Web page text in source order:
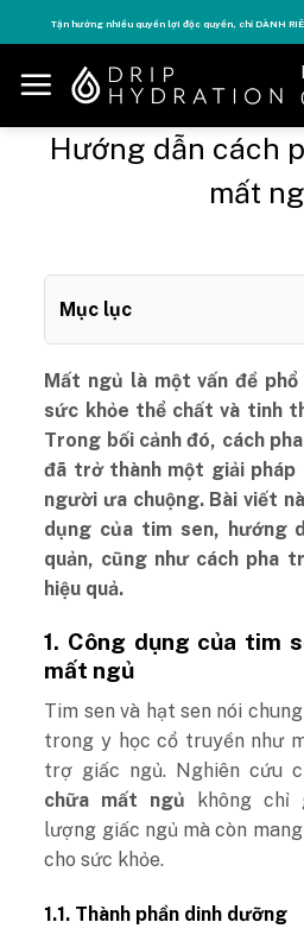
to
content
Tận hưởng nhiều quyền lợi độc quyền, chỉ DÀNH
Hướng dẫn cách
mất
Mục lục
Mất ngủ là một vấn đề phổ
sức khỏe thể chất và tinh
Trong bối cảnh đó, cách
đã trở thành một giải pháp
người ưa chuộng. Bài viết
dụng của tim sen, hướng
quản, cũng như cách pha
hiệu quả.
1. Công dụng của tim
mất ngủ
Tim sen và hạt sen nói
trong y học cổ truyền như
trợ giấc ngủ. Nghiên cứu
chữa mất ngủ không chỉ
lượng giấc ngủ mà còn
cho sức khỏe.
1.1. Thành phần dinh dưỡng